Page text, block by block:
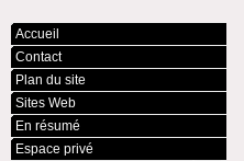
Accueil
Contact
Plan du site
Sites Web
En résumé
Espace privé